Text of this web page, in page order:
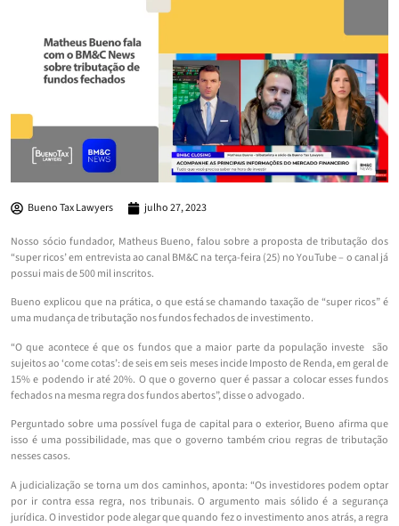
Bueno Tax Lawyers julho 27, 2023
Nosso sócio fundador, Matheus Bueno, falou sobre a proposta de tributação dos
“super ricos’ em entrevista ao canal BM&C na terça-feira (25) no YouTube – o canal já
possui mais de 500 mil inscritos.
Bueno explicou que na prática, o que está se chamando taxação de “super ricos” é
uma mudança de tributação nos fundos fechados de investimento.
“O que acontece é que os fundos que a maior parte da população investe são
sujeitos ao ‘come cotas’: de seis em seis meses incide Imposto de Renda, em geral de
15% e podendo ir até 20%. O que o governo quer é passar a colocar esses fundos
fechados na mesma regra dos fundos abertos”, disse o advogado.
Perguntado sobre uma possível fuga de capital para o exterior, Bueno afirma que
isso é uma possibilidade, mas que o governo também criou regras de tributação
nesses casos.
A judicialização se torna um dos caminhos, aponta: “Os investidores podem optar
por ir contra essa regra, nos tribunais. O argumento mais sólido é a segurança
jurídica. O investidor pode alegar que quando fez o investimento anos atrás, a regra